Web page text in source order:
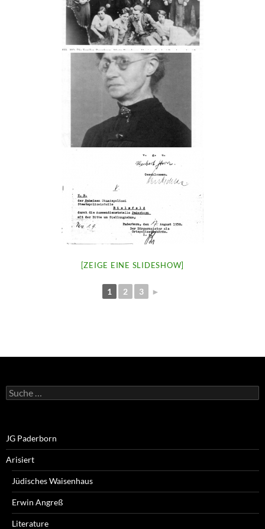
[ZEIGE EINE SLIDESHOW]
1 2 3 ►
Suche
nach:
JG Paderborn
Arisiert
Jüdisches Waisenhaus
Erwin Angreß
Literature